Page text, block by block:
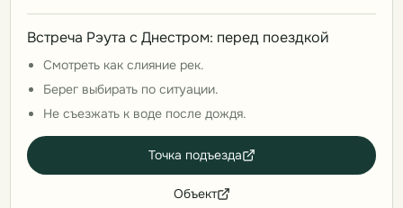
Встреча Рэута с Днестром: перед поездкой
Смотреть как слияние рек.
Берег выбирать по ситуации.
Не съезжать к воде после дождя.
Точка подъезда
Объект